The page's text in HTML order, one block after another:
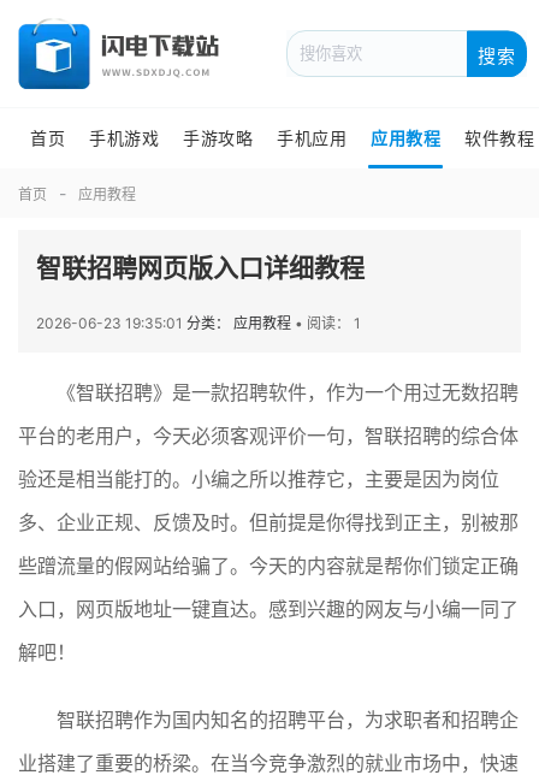
搜索
首页 手机游戏 手游攻略 手机应用 应用教程 软件教程
首页 应用教程
智联招聘网页版入口详细教程
2026-06-23 19:35:01 分类： 应用教程 • 阅读： 1
《智联招聘》是一款招聘软件，作为一个用过无数招聘
平台的老用户，今天必须客观评价一句，智联招聘的综合体
验还是相当能打的。小编之所以推荐它，主要是因为岗位
多、企业正规、反馈及时。但前提是你得找到正主，别被那
些蹭流量的假网站给骗了。今天的内容就是帮你们锁定正确
入口，网页版地址一键直达。感到兴趣的网友与小编一同了
解吧！
智联招聘作为国内知名的招聘平台，为求职者和招聘企
业搭建了重要的桥梁。在当今竞争激烈的就业市场中，快速